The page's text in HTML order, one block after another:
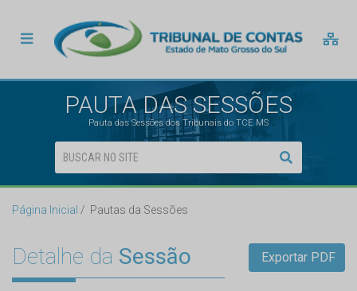
PAUTA DAS SESSÕES
Pauta das Sessões dos Tribunais do TCE MS
Página Inicial Pautas da Sessões
Detalhe da Sessão Exportar PDF